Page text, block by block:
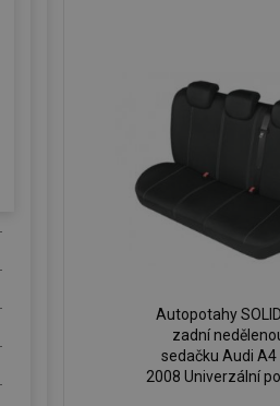
Autopotahy
zadní
sedačku Audi A4
2008 Univerzální